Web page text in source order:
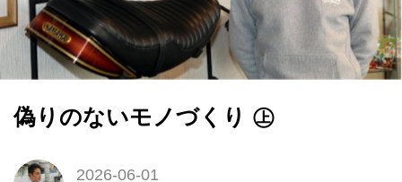
偽りのないモノづくり ㊤
2026-06-01